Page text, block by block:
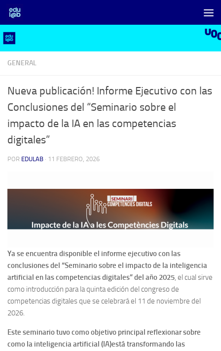
Saltar al contenido
GENERAL
Nueva publicación! Informe Ejecutivo con las
Conclusiones del “Seminario sobre el
impacto de la IA en las competencias
digitales”
POR EDULAB · 11 FEBRERO, 2026
Ya se encuentra disponible el informe ejecutivo con las
conclusiones del “Seminario sobre el impacto de la inteligencia
artificial en las competencias digitales” del año 2025, el cual sirve
como introducción para la quinta edición del congreso de
competencias digitales que se celebrará el 11 de noviembre del
2026.
Este seminario tuvo como objetivo principal reflexionar sobre
como la inteligencia artificial (IA)está transformando las